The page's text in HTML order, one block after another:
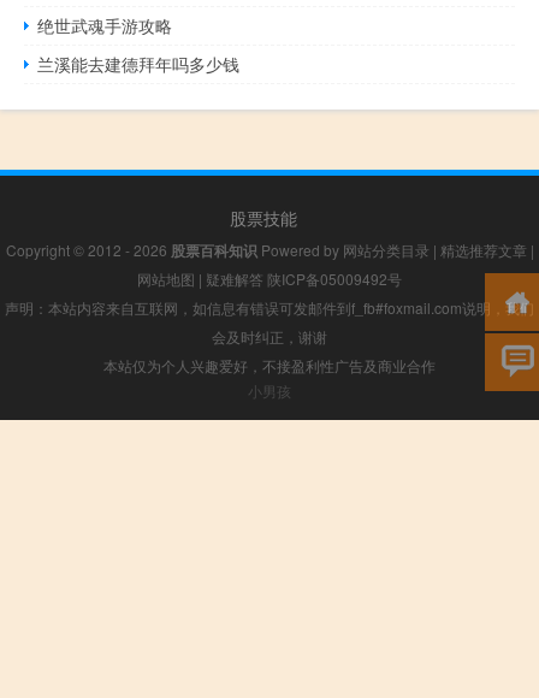
绝世武魂手游攻略
兰溪能去建德拜年吗多少钱
股票技能
Copyright © 2012 - 2026 股票百科知识 Powered by 网站分类目录 | 精选推荐文章 |
网站地图 | 疑难解答 陕ICP备05009492号
声明：本站内容来自互联网，如信息有错误可发邮件到f_fb#foxmail.com说明，我们
会及时纠正，谢谢
本站仅为个人兴趣爱好，不接盈利性广告及商业合作
小男孩